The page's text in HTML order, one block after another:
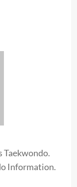
Taekwondo.
Information.